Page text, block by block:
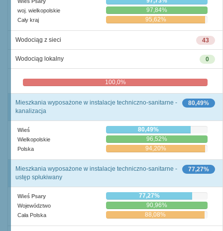
woj. wielkopolskie 97,84%
Cały kraj 95,62%
43
Wodociąg z sieci
0
Wodociąg lokalny
100,0%
80,49%
Mieszkania wyposażone w instalacje techniczno-sanitarne -
kanalizacja
Wieś 80,49%
Wielkopolskie 96,52%
Polska 94,20%
77,27%
Mieszkania wyposażone w instalacje techniczno-sanitarne -
ustęp spłukiwany
Wieś Psary 77,27%
Województwo 90,96%
Cała Polska 88,08%